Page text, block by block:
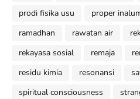
prodi fisika usu
proper
ramadhan
rawatan air
rekayasa sosial
remaja
residu kimia
resonansi
spiritual consciousness